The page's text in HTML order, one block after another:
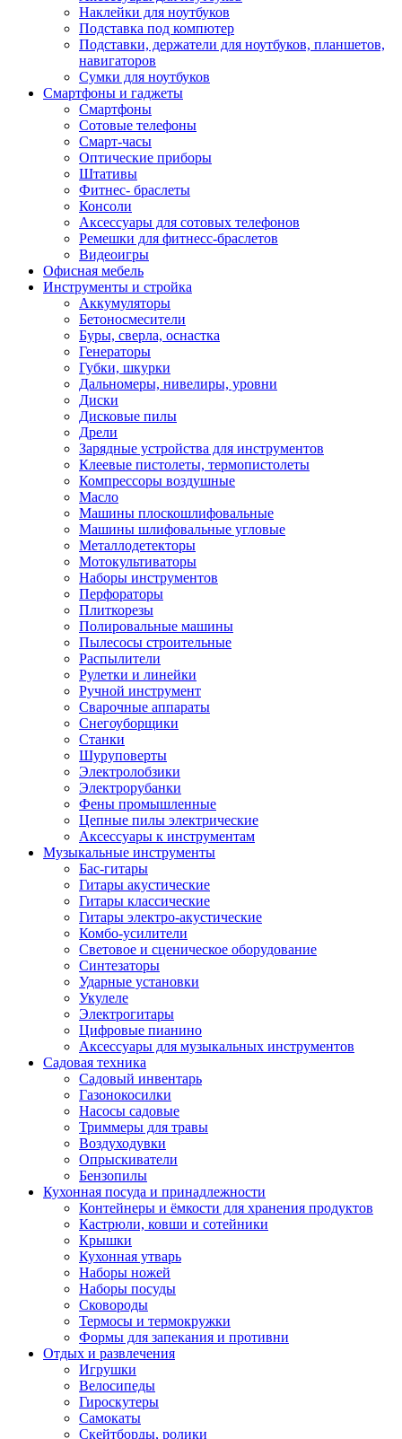
Наклейки для ноутбуков
Подставка под компютер
Подставки, держатели для ноутбуков, планшетов,
навигаторов
Сумки для ноутбуков
Смартфоны и гаджеты
Смартфоны
Сотовые телефоны
Смарт-часы
Оптические приборы
Штативы
Фитнес- браслеты
Консоли
Аксессуары для сотовых телефонов
Ремешки для фитнесс-браслетов
Видеоигры
Офисная мебель
Инструменты и стройка
Аккумуляторы
Бетоносмесители
Буры, сверла, оснастка
Генераторы
Губки, шкурки
Дальномеры, нивелиры, уровни
Диски
Дисковые пилы
Дрели
Зарядные устройства для инструментов
Клеевые пистолеты, термопистолеты
Компрессоры воздушные
Масло
Машины плоскошлифовальные
Машины шлифовальные угловые
Металлодетекторы
Мотокультиваторы
Наборы инструментов
Перфораторы
Плиткорезы
Полировальные машины
Пылесосы строительные
Распылители
Рулетки и линейки
Ручной инструмент
Сварочные аппараты
Снегоуборщики
Станки
Шуруповерты
Электролобзики
Электрорубанки
Фены промышленные
Цепные пилы электрические
Аксессуары к инструментам
Музыкальные инструменты
Бас-гитары
Гитары акустические
Гитары классические
Гитары электро-акустические
Комбо-усилители
Световое и сценическое оборудование
Синтезаторы
Ударные установки
Укулеле
Электрогитары
Цифровые пианино
Аксессуары для музыкальных инструментов
Садовая техника
Садовый инвентарь
Газонокосилки
Насосы садовые
Триммеры для травы
Воздуходувки
Опрыскиватели
Бензопилы
Кухонная посуда и принадлежности
Контейнеры и ёмкости для хранения продуктов
Кастрюли, ковши и сотейники
Крышки
Кухонная утварь
Наборы ножей
Наборы посуды
Сковороды
Термосы и термокружки
Формы для запекания и противни
Отдых и развлечения
Игрушки
Велосипеды
Гироскутеры
Самокаты
Скейтборды, ролики